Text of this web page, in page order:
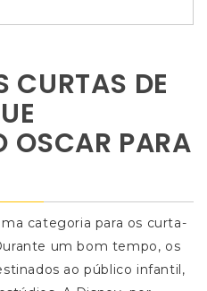
CURTAS DE
OSCAR PARA
categoria para os curta-
um bom tempo, os
ao público infantil,